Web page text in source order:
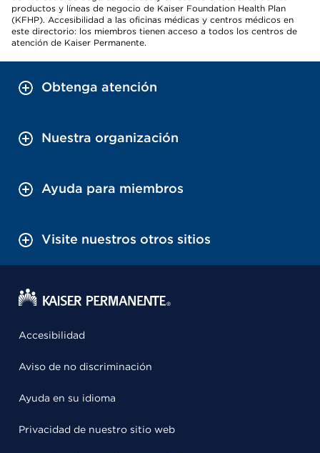
productos y líneas de negocio de Kaiser Foundation Health Plan
(KFHP). Accesibilidad a las oficinas médicas y centros médicos en
este directorio: los miembros tienen acceso a todos los centros de
atención de Kaiser Permanente.
Obtenga atención
Nuestra organización
Ayuda para miembros
Visite nuestros otros sitios
Accesibilidad
Aviso de no discriminación
Ayuda en su idioma
Privacidad de nuestro sitio web